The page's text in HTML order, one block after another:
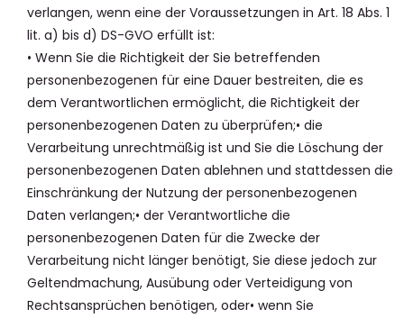
verlangen, wenn eine der Voraussetzungen in Art. 18 Abs. 1
lit. a) bis d) DS-GVO erfüllt ist:
• Wenn Sie die Richtigkeit der Sie betreffenden
personenbezogenen für eine Dauer bestreiten, die es
dem Verantwortlichen ermöglicht, die Richtigkeit der
personenbezogenen Daten zu überprüfen;• die
Verarbeitung unrechtmäßig ist und Sie die Löschung der
personenbezogenen Daten ablehnen und stattdessen die
Einschränkung der Nutzung der personenbezogenen
Daten verlangen;• der Verantwortliche die
personenbezogenen Daten für die Zwecke der
Verarbeitung nicht länger benötigt, Sie diese jedoch zur
Geltendmachung, Ausübung oder Verteidigung von
Rechtsansprüchen benötigen, oder• wenn Sie